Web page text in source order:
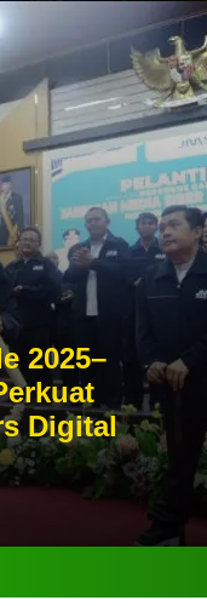
2025–
Digital